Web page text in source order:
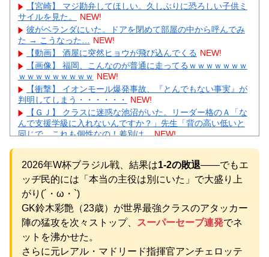
【宮崎】 マジ勘弁してほしい。久しぶりに恐ろしい子供ミ
サイルを見た。
NEW!
彼がベランダにいた。ドアを閉めて部屋の中から呼んでみ
た → こうなった…
NEW!
【動画】 酒屋に突然ヒョウが飛び込んでくる NEW!
【画像】 福岡、こんなのが普通に走ってるｗｗｗｗｗｗｗ
ｗｗｗｗｗｗｗｗｗ NEW!
【衝撃】 イオンモール爆発事故、『とんでもない事実』が
判明してしまう・・・・・・
NEW!
【ＧＪ】 クラスに迷惑な池沼がいた。リーダー格のＡ「な
んで支援学級に入れないんですか？」先生「背の高い低いと
同じで、これも個性なの！差別は... NEW!
【画像】 日産が社運をかけて発売するSUVｗｗｗｗｗｗｗ
義兄嫁が自宅をサロンにして姪を毎日ウトメへ預ける生活
に。数年後、そのツケが一気に回ってきて… NEW!
【物議】King Gnuの「やる気ない」宣伝動画に批判殺到→
ガル民も真っ二つにｗｗｗ NEW!
【続報】三山凌輝、花乃まりあと懲りずに密会継続→ガル
民「もう何回目だよ」総ツッコミｗｗｗ
元AKB社長、22億円申告漏れ 乃木坂46運営会社の株式を
パチンコ京楽産業に譲渡【ノース・リバー】【窪田康志】
2026年W杯ブラジル戦、結果は1-2の敗退——でもエ
ッヂ民的には「本当の主役は別にいた」で大盛り上
がり(´・ω・`)
GK鈴木彩艶（23歳）が世界最強クラスのアタッカー
陣の猛攻を次々ストップ、
スーパーセーブ連発でネ
ットを沸かせた。
さらに元レアル・マドリード指揮官アンチェロッテ